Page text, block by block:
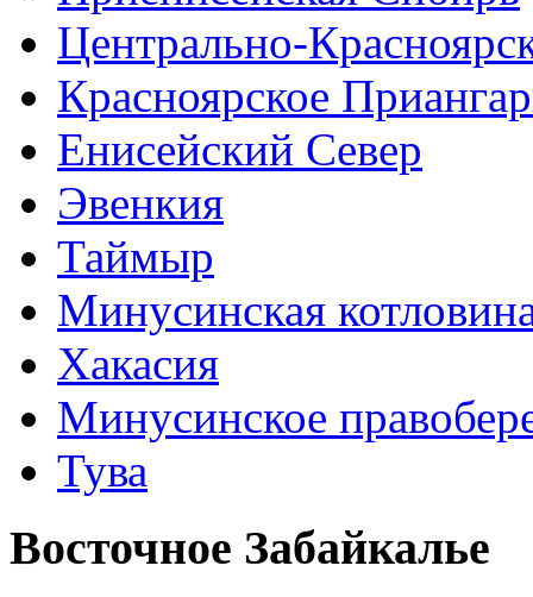
Центрально-
Красноярское
Енисейский Север
Эвенкия
Таймыр
Минусинская
Хакасия
Минусинское
Тува
Восточное Забайкалье